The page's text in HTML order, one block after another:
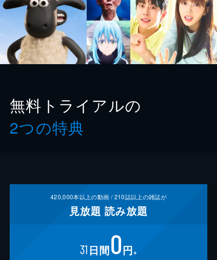
無料トライアルの
2つの特典
420,000本以上の動画 /210誌以上の雑誌が
見放題 読み放題
31 日間0円 ※